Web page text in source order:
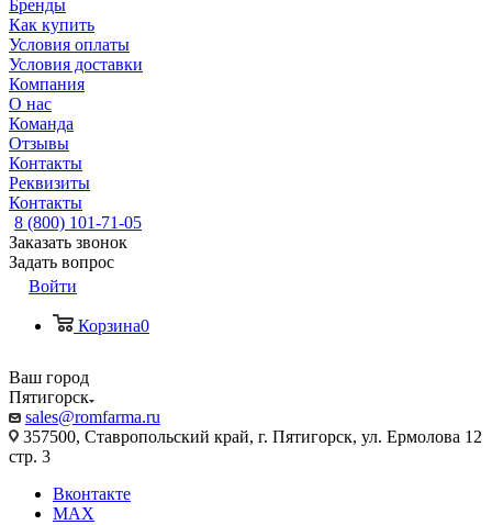
Бренды
Как купить
Условия оплаты
Условия доставки
Компания
О нас
Команда
Отзывы
Контакты
Реквизиты
Контакты
8 (800) 101-71-05
Заказать звонок
Задать вопрос
Войти
Корзина0
Ваш город
Пятигорск
sales@romfarma.ru
357500, Ставропольский край, г. Пятигорск, ул. Ермолова 12
стр. 3
Вконтакте
MAX